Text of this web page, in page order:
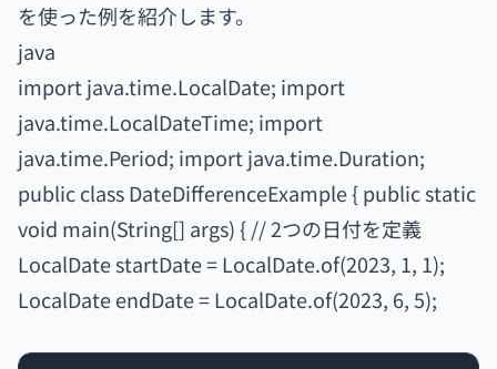
を使った例を紹介します。
java
import java.time.LocalDate; import
java.time.LocalDateTime; import
java.time.Period; import java.time.Duration;
public class DateDifferenceExample { public static
void main(String[] args) { // 2つの日付を定義
LocalDate startDate = LocalDate.of(2023, 1, 1);
LocalDate endDate = LocalDate.of(2023, 6, 5);